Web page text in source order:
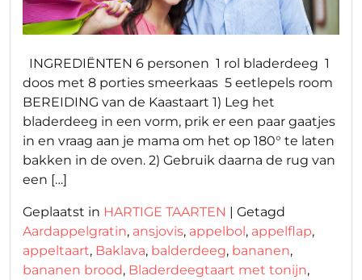
INGREDIËNTEN 6 personen 1 rol bladerdeeg 1
doos met 8 porties smeerkaas 5 eetlepels room
BEREIDING van de Kaastaart 1) Leg het
bladerdeeg in een vorm, prik er een paar gaatjes
in en vraag aan je mama om het op 180° te laten
bakken in de oven. 2) Gebruik daarna de rug van
een […]
Geplaatst in HARTIGE TAARTEN | Getagd
Aardappelgratin, ansjovis, appelbol, appelflap,
appeltaart, Baklava, balderdeeg, bananen,
bananen brood, Bladerdeegtaart met tonijn,